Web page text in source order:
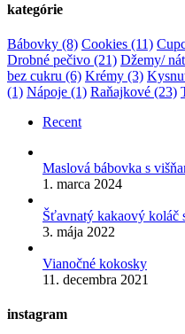
kategórie
Bábovky (8) Cookies (11)
Drobné pečivo (21) Džemy/
bez cukru (6) Krémy (3)
(1) Nápoje (1) Raňajkové (23)
Recent
Maslová bábovka s
1. marca 2024
Šťavnatý kakaový koláč
3. mája 2022
Vianočné kokosky
11. decembra 2021
instagram